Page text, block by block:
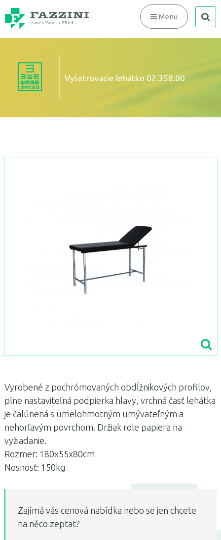
Menu
Vyšetrovacie lehátko 02.358.00
Vyrobené z pochrómovaných obdĺžnikových profilov,
plne nastaviteľná podpierka hlavy, vrchná časť lehátka
je čalúnená s umelohmotným umývateľným a
nehorľavým povrchom. Držiak role papiera na
vyžiadanie.
Rozmer: 180x55x80cm
Nosnosť: 150kg
Zajímá vás cenová nabídka nebo se jen chcete
na něco zeptat?